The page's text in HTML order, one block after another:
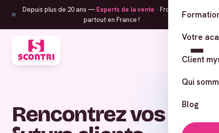
Depuis plus de 20 ans — Experts de la vente · From Corsica,
partout en France !
Votre
Client
Qui
Blog
Rencontrez vos